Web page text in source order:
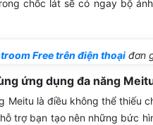
chốc lát sẽ có ngay bộ
Free trên điện thoại đơn
ứng dụng đa năng
Meitu là điều không thể thiếu
trợ bạn tạo nên những bức